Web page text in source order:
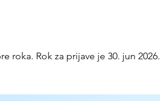
roka. Rok za prijave je 30. jun 2026.